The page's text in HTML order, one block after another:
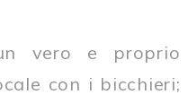
vero e proprio
con i bicchieri;